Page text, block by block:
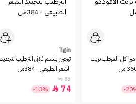
المرطب بزيت
-
Tgin
تيجين بلسم ثلاثي الترطيب لتجديد
الشعر الطبيعي - 384مل
85

74

-13%